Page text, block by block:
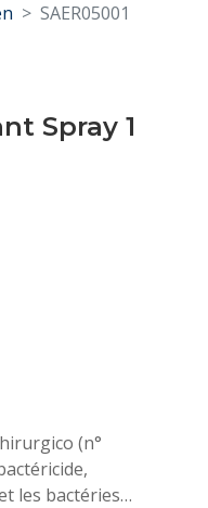
SAER05001
Spray 1
(n°
les bactéries